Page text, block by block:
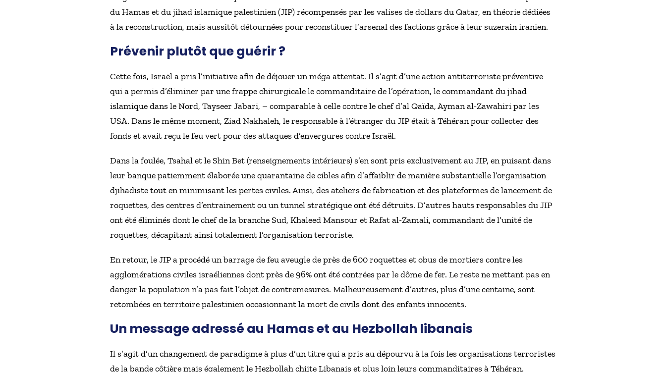
du Hamas et du jihad islamique palestinien (JIP) récompensés par les valises de dollars du Qatar, en théorie dédiées
à la reconstruction, mais aussitôt détournées pour reconstituer l’arsenal des factions grâce à leur suzerain iranien.
Prévenir plutôt que guérir ?
Cette fois, Israël a pris l’initiative afin de déjouer un méga attentat. Il s’agit d’une action antiterroriste préventive
qui a permis d’éliminer par une frappe chirurgicale le commanditaire de l’opération, le commandant du jihad
islamique dans le Nord, Tayseer Jabari, – comparable à celle contre le chef d’al Qaïda, Ayman al-Zawahiri par les
USA. Dans le même moment, Ziad Nakhaleh, le responsable à l’étranger du JIP était à Téhéran pour collecter des
fonds et avait reçu le feu vert pour des attaques d’envergures contre Israël.
Dans la foulée, Tsahal et le Shin Bet (renseignements intérieurs) s’en sont pris exclusivement au JIP, en puisant dans
leur banque patiemment élaborée une quarantaine de cibles afin d’affaiblir de manière substantielle l’organisation
djihadiste tout en minimisant les pertes civiles. Ainsi, des ateliers de fabrication et des plateformes de lancement de
roquettes, des centres d’entrainement ou un tunnel stratégique ont été détruits. D’autres hauts responsables du JIP
ont été éliminés dont le chef de la branche Sud, Khaleed Mansour et Rafat al-Zamali, commandant de l’unité de
roquettes, décapitant ainsi totalement l’organisation terroriste.
En retour, le JIP a procédé un barrage de feu aveugle de près de 600 roquettes et obus de mortiers contre les
agglomérations civiles israéliennes dont près de 96% ont été contrées par le dôme de fer. Le reste ne mettant pas en
danger la population n’a pas fait l’objet de contremesures. Malheureusement d’autres, plus d’une centaine, sont
retombées en territoire palestinien occasionnant la mort de civils dont des enfants innocents.
Un message adressé au Hamas et au Hezbollah libanais
Il s’agit d’un changement de paradigme à plus d’un titre qui a pris au dépourvu à la fois les organisations terroristes
de la bande côtière mais également le Hezbollah chiite Libanais et plus loin leurs commanditaires à Téhéran.